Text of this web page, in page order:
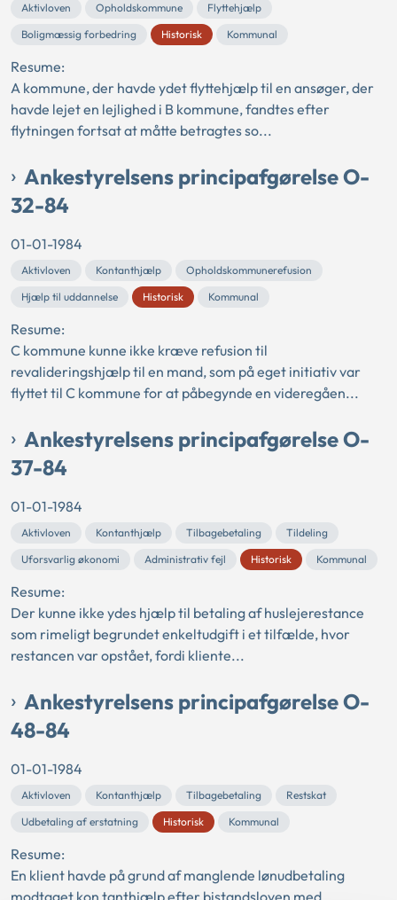
Aktivloven Opholdskommune
Flyttehjælp
Boligmæssig forbedring
Historisk Kommunal
Resume:
A kommune, der havde ydet flyttehjælp til en ansøger, der
havde lejet en lejlighed i B kommune, fandtes efter
flytningen fortsat at måtte betragtes so...
Ankestyrelsens principafgørelse O-
32-84
01-01-1984
Aktivloven Kontanthjælp
Opholdskommunerefusion
Hjælp til uddannelse
Historisk Kommunal
Resume:
C kommune kunne ikke kræve refusion til
revalideringshjælp til en mand, som på eget initiativ var
flyttet til C kommune for at påbegynde en videregåen...
Ankestyrelsens principafgørelse O-
37-84
01-01-1984
Aktivloven Kontanthjælp Tilbagebetaling
Tildeling
Uforsvarlig økonomi
Administrativ fejl Historisk Kommunal
Resume:
Der kunne ikke ydes hjælp til betaling af huslejerestance
som rimeligt begrundet enkeltudgift i et tilfælde, hvor
restancen var opstået, fordi kliente...
Ankestyrelsens principafgørelse O-
48-84
01-01-1984
Aktivloven Kontanthjælp Tilbagebetaling
Restskat
Udbetaling af erstatning
Historisk Kommunal
Resume:
En klient havde på grund af manglende lønudbetaling